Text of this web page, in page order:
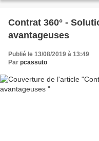
Contrat 360° -
avantageuses
Publié le 13/08/2019 à 13:49
Par pcassuto